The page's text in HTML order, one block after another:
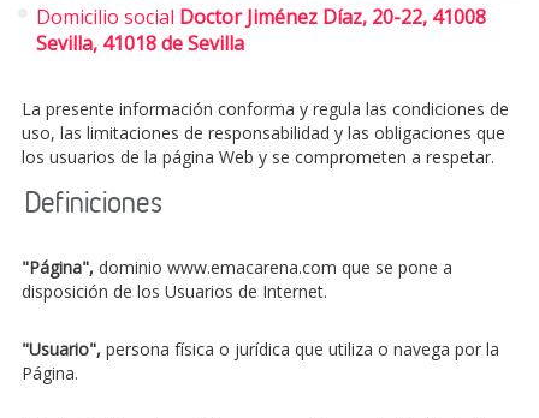
Domicilio social Doctor Jiménez Díaz, 20-22, 41008
Sevilla, 41018 de Sevilla
La presente información conforma y regula las condiciones de
uso, las limitaciones de responsabilidad y las obligaciones que
los usuarios de la página Web y se comprometen a respetar.
Definiciones
"Página", dominio www.emacarena.com que se pone a
disposición de los Usuarios de Internet.
"Usuario", persona física o jurídica que utiliza o navega por la
Página.